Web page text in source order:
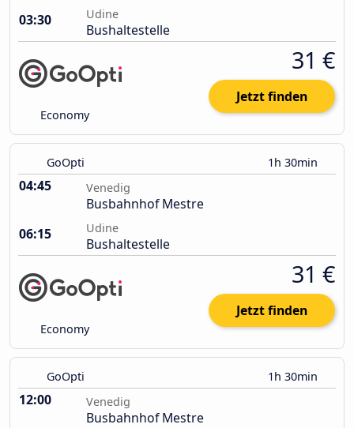
03:30
Udine
Bushaltestelle
Economy
31 €
Jetzt finden
GoOpti 1h 30min
04:45 Venedig
Busbahnhof Mestre
06:15
Udine
Bushaltestelle
Economy
31 €
Jetzt finden
GoOpti 1h 30min
12:00 Venedig
Busbahnhof Mestre